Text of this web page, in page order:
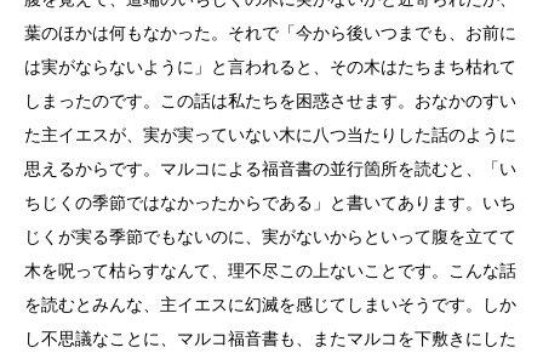
葉のほかは何もなかった。それで「今から後いつまでも、お前に
は実がならないように」と言われると、その木はたちまち枯れて
しまったのです。この話は私たちを困惑させます。おなかのすい
た主イエスが、実が実っていない木に八つ当たりした話のように
思えるからです。マルコによる福音書の並行箇所を読むと、「い
ちじくの季節ではなかったからである」と書いてあります。いち
じくが実る季節でもないのに、実がないからといって腹を立てて
木を呪って枯らすなんて、理不尽この上ないことです。こんな話
を読むとみんな、主イエスに幻滅を感じてしまいそうです。しか
し不思議なことに、マルコ福音書も、またマルコを下敷きにした